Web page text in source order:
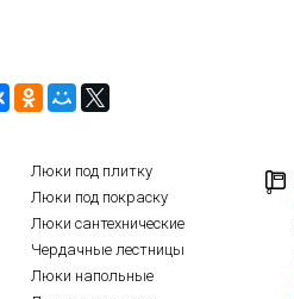
Люки под плитку
Люки под покраску
Люки сантехнические
Чердачные лестницы
Люки напольные